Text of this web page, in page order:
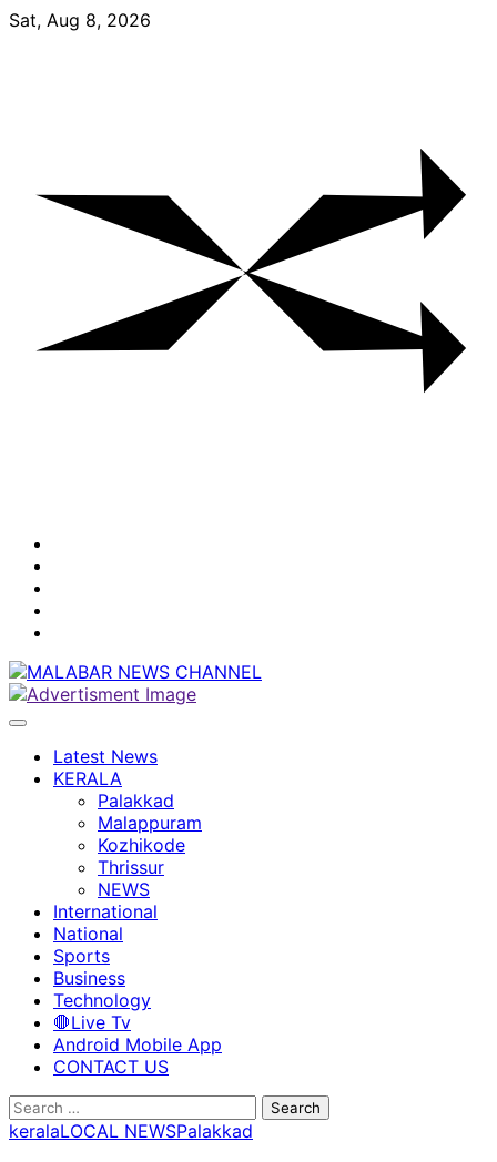
Skip
Sat, Aug 8, 2026
Latest News
KERALA
Palakkad
Malappuram
Kozhikode
Thrissur
NEWS
International
National
Sports
Business
Technology
🛑Live Tv
Android Mobile App
CONTACT US
Search
for:
keralaLOCAL NEWSPalakkad